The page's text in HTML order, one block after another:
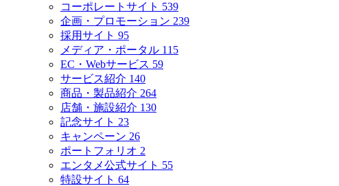
コーポレートサイト 539
企画・プロモーション 239
採用サイト 95
メディア・ポータル 115
EC・Webサービス 59
サービス紹介 140
商品・製品紹介 264
店舗・施設紹介 130
記念サイト 23
キャンペーン 26
ポートフォリオ 2
エンタメ公式サイト 55
特設サイト 64